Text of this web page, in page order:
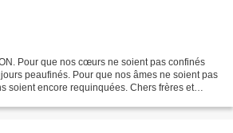
Pour que nos cœurs ne soient pas confinés
peaufinés. Pour que nos âmes ne soient pas
soient encore requinquées. Chers frères et